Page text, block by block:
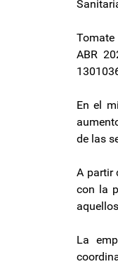
Tomate
ABR
En el
de las
A partir
con la
La